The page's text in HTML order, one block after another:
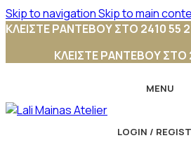
Skip to navigationSkip to main
ΚΛΕΙΣΤΕ ΡΑΝΤΕΒΟΥ ΣΤΟ 2410 55
ΚΛΕΙΣΤΕ ΡΑΝΤΕΒΟΥ ΣΤΟ
MENU
LOGIN /